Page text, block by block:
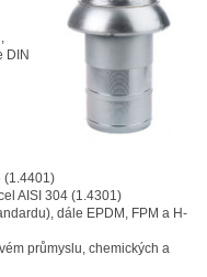
DIN
(1.4401)
AISI 304 (1.4301)
dále EPDM, FPM a H-
průmyslu, chemických a